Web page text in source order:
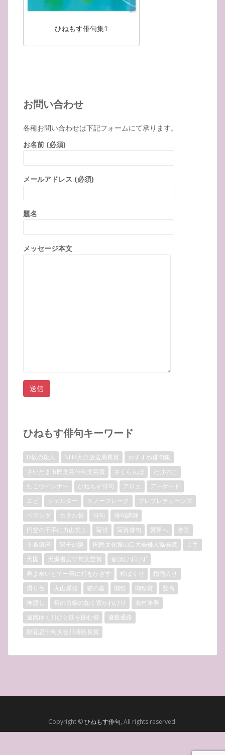
ひねもす俳句集1
お問い合わせ
各種お問い合わせは下記フォームにて承ります。
お名前 (必須)
メールアドレス (必須)
題名
メッセージ本文
ひねもす俳句キーワード
D坂の殺人 NHK大分放送局長賞
おすすめ俳句集
さいたま市民文芸俳句文芸賞
さくらんぼ
たけのこ
たこウインナー
ひねもす俳句 アロエ
アーケード
エビ
シェルター スノーフレーク
プレプレチューンズ
ベランダ
ホタル袋 俳句
俳句講師
円空の千手に力山笑ふ
写俳 写真俳句 冥界へ
勝美
十条銀座
双子の嬰 国民文化祭山口大会俳人協会賞
土手
天国
天満書房俳句文芸賞
春はむずむず
春よ来いとて一斉に灯をかざす
松ぼくり
梅雨入り
滑り台
火山爆発 猫の墓 獺祭 獺祭賞
登高
神渡し
筍の首級の如く置かれけり
粟村勝美
遍路ゆく川ひと筋を囲む柵
避難通路
酔花忌俳句大会川崎区長賞
Copyright ©ひねもす俳句, All rights reserved.